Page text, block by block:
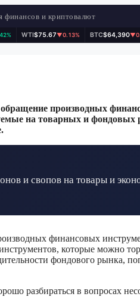
и криптовалют
WTI$75.67▼0.13% BTC$64,390
производных
на товарных и
и свопов на товары и
финансовых
которые можно
фондового
разбираться в вопросах